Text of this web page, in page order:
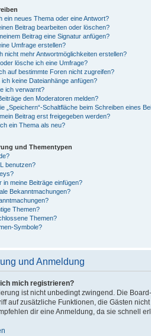
ein neues Thema oder eine Antwort?
Beitrag bearbeiten oder löschen?
Beitrag eine Signatur anfügen?
Umfrage erstellen?
nicht mehr Antwortmöglichkeiten erstellen?
lösche ich eine Umfrage?
auf bestimmte Foren nicht zugreifen?
keine Dateianhänge anfügen?
ich verwarnt?
den Moderatoren melden?
„Speichern“-Schaltfläche beim Schreiben eines
Beitrag erst freigegeben werden?
ein Thema als neu?
und Thementypen
benutzen?
in meine Beiträge einfügen?
Bekanntmachungen?
Themen?
Themen?
Symbole?
und Anmeldung
mich registrieren?
ist nicht unbedingt zwingend. Die
auf zusätzliche Funktionen, die Gästen
dir eine Anmeldung, da sie schnell